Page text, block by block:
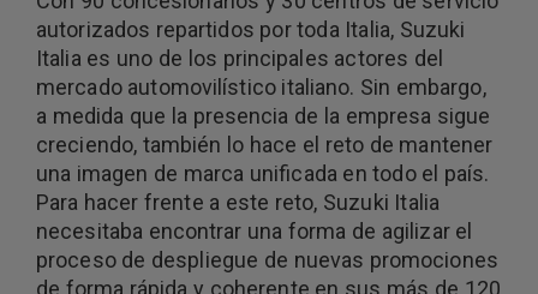
autorizados repartidos por toda Italia, Suzuki
Italia es uno de los principales actores del
mercado automovilístico italiano. Sin embargo,
a medida que la presencia de la empresa sigue
creciendo, también lo hace el reto de mantener
una imagen de marca unificada en todo el país.
Para hacer frente a este reto, Suzuki Italia
necesitaba encontrar una forma de agilizar el
proceso de despliegue de nuevas promociones
de forma rápida y coherente en sus más de 120